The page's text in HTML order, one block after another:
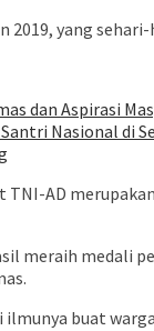
yang
dan Aspirasi
Nasional di
AD
meraih medali
buat